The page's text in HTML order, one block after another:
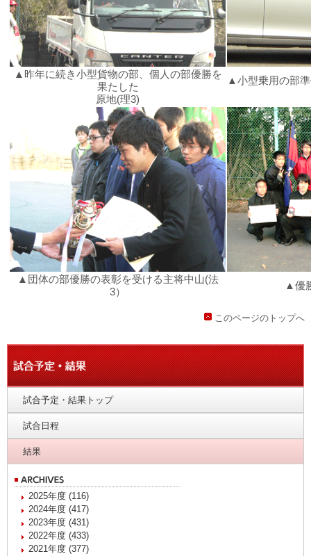
▲昨年に続き小型貨物の部、個人の部優勝を
果たした
原地(理3)
▲小型乗用の部
▲団体の部優勝の表彰を受ける主将中山(法
3）
▲優
このページのトップへ
試合予定・結果トップ
試合日程
結果
2025年度 (116)
2024年度 (417)
2023年度 (431)
2022年度 (433)
2021年度 (377)